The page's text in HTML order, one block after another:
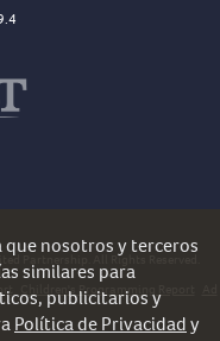
Partnership. All Rights Reserved.
Children's Programming Report
nosotros y terceros
similares para
publicitarios y
Política de Privacidady